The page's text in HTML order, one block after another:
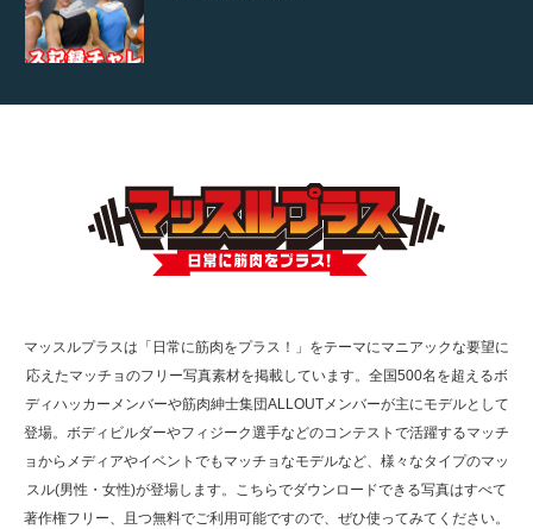
【TV】TBS番組「ひるおび」にてマッスルプ
TOKYO FMラジオ番組「ONE MORNING」
で紹介さ…
た（6/8放送）
マッスルプラスは「日常に筋肉をプラス！」をテーマにマニアックな要望に
応えたマッチョのフリー写真素材を掲載しています。全国500名を超えるボ
ディハッカーメンバーや筋肉紳士集団ALLOUTメンバーが主にモデルとして
登場。ボディビルダーやフィジーク選手などのコンテストで活躍するマッチ
ョからメディアやイベントでもマッチョなモデルなど、様々なタイプのマッ
スル(男性・女性)が登場します。こちらでダウンロードできる写真はすべて
著作権フリー、且つ無料でご利用可能ですので、ぜひ使ってみてください。